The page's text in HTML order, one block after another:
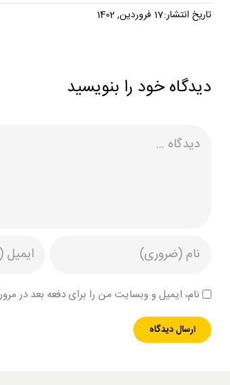
تاریخ انتشار:17 فروردین, 1402
دیدگاه خود را بنویسید
نام، ایمیل و وبسایت من را برای دفعه بعد در